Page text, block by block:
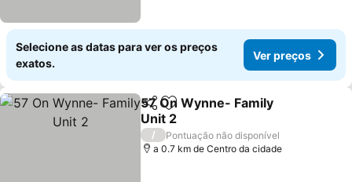
Selecione as datas para ver os preços
exatos.
Ver preços
PartilharAdicionar aos favoritos
57 On Wynne- Family
Unit 2
Ver preços
/
Pontuação não disponível
a 0.7 km de Centro da cidade